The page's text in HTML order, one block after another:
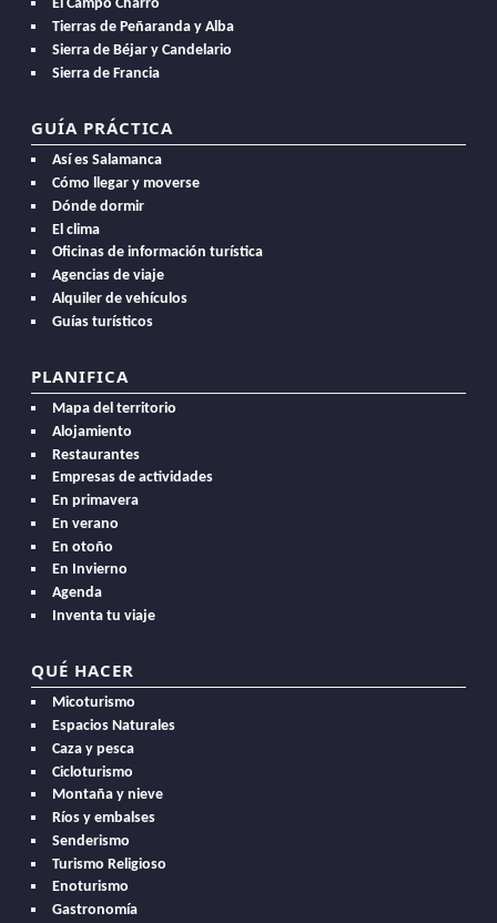
El Campo Charro
Tierras de Peñaranda y Alba
Sierra de Béjar y Candelario
Sierra de Francia
GUÍA PRÁCTICA
Así es Salamanca
Cómo llegar y moverse
Dónde dormir
El clima
Oficinas de información turística
Agencias de viaje
Alquiler de vehículos
Guías turísticos
PLANIFICA
Mapa del territorio
Alojamiento
Restaurantes
Empresas de actividades
En primavera
En verano
En otoño
En Invierno
Agenda
Inventa tu viaje
QUÉ HACER
Micoturismo
Espacios Naturales
Caza y pesca
Cicloturismo
Montaña y nieve
Ríos y embalses
Senderismo
Turismo Religioso
Enoturismo
Gastronomía